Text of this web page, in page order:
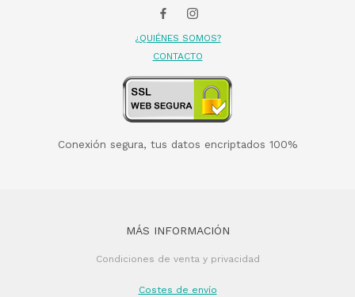
¿QUIÉNES SOMOS?
CONTACTO
Conexión segura, tus datos encriptados 100%
MÁS INFORMACIÓN
Condiciones de venta y privacidad
Costes de envío